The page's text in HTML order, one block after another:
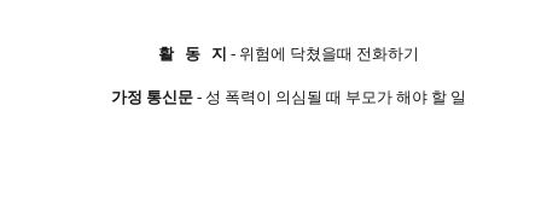
활 동 지 - 위험에 닥쳤을때 전화하기
가정 통신문- 성 폭력이 의심될 때 부모가 해야 할 일